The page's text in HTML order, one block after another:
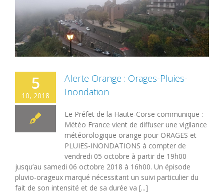
5
10, 2018
Alerte Orange : Orages-Pluies-
Inondation
Le Préfet de la Haute-Corse communique :
Météo France vient de diffuser une vigilance
météorologique orange pour ORAGES et
PLUIES-INONDATIONS à compter de
vendredi 05 octobre à partir de 19h00
jusqu’au samedi 06 octobre 2018 à 16h00. Un épisode
pluvio-orageux marqué nécessitant un suivi particulier du
fait de son intensité et de sa durée va [...]